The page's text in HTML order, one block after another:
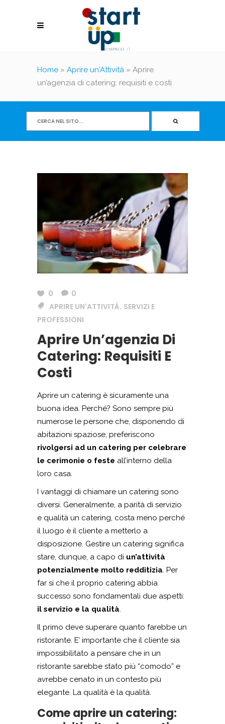
Home » Aprire un'Attività » Aprire
un’agenzia di catering: requisiti e costi
0
0
APRIRE UN'ATTIVITÀ, SERVIZI E
PROFESSIONI
Aprire Un’agenzia Di
Catering: Requisiti E
Costi
Aprire un catering è sicuramente una
buona idea. Perché? Sono sempre più
numerose le persone che, disponendo di
abitazioni spaziose, preferiscono
rivolgersi ad un catering per celebrare
le cerimonie o feste all’interno della
loro casa.
I vantaggi di chiamare un catering sono
diversi. Generalmente, a parità di servizio
e qualità un catering, costa meno perché
il luogo è il cliente a metterlo a
disposizione. Gestire un catering significa
stare, dunque, a capo di un’attività
potenzialmente molto redditizia. Per
far si che il proprio catering abbia
successo sono fondamentali due aspetti:
il servizio e la qualità.
Il primo deve superare quanto farebbe un
ristorante. E’ importante che il cliente sia
impossibilitato a pensare che in un
ristorante sarebbe stato più “comodo” e
avrebbe cenato in un contesto più
elegante. La qualità è la qualità.
Come aprire un catering: